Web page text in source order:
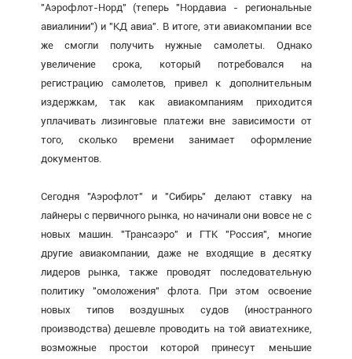
"Аэрофлот-Норд" (теперь "Нордавиа - региональные
авиалинии") и "КД авиа". В итоге, эти авиакомпании все
же смогли получить нужные самолеты. Однако
увеличение срока, который потребовался на
регистрацию самолетов, привел к дополнительным
издержкам, так как авиакомпаниям приходится
уплачивать лизинговые платежи вне зависимости от
того, сколько времени занимает оформление
документов.
Сегодня "Аэрофлот" и "Сибирь" делают ставку на
лайнеры с первичного рынка, но начинали они вовсе не с
новых машин. "Трансаэро" и ГТК "Россия", многие
другие авиакомпании, даже не входящие в десятку
лидеров рынка, также проводят последовательную
политику "омоложения" флота. При этом освоение
новых типов воздушных судов (иностранного
производства) дешевле проводить на той авиатехнике,
возможные простои которой принесут меньшие